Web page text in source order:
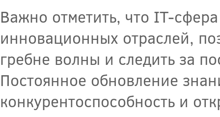
Важно отметить, что IT-
инновационных отраслей,
гребне волны и следить за
Постоянное обновление
конкурентоспособность и